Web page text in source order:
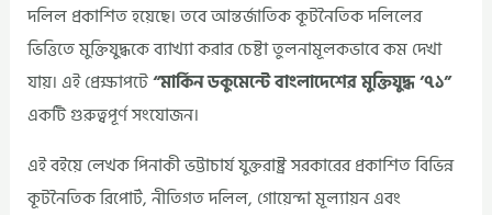
দলিল প্রকাশিত হয়েছে। তবে আন্তর্জাতিক কূটনৈতিক দলিলের
ভিত্তিতে মুক্তিযুদ্ধকে ব্যাখ্যা করার চেষ্টা তুলনামূলকভাবে কম দেখা
যায়। এই প্রেক্ষাপটে“মার্কিন ডকুমেন্টে বাংলাদেশের মুক্তিযুদ্ধ ’৭১”
একটি গুরুত্বপূর্ণ সংযোজন।
এই বইয়ে লেখক পিনাকী ভট্টাচার্য যুক্তরাষ্ট্র সরকারের প্রকাশিত বিভিন্ন
কূটনৈতিক রিপোর্ট, নীতিগত দলিল, গোয়েন্দা মূল্যায়ন এবং